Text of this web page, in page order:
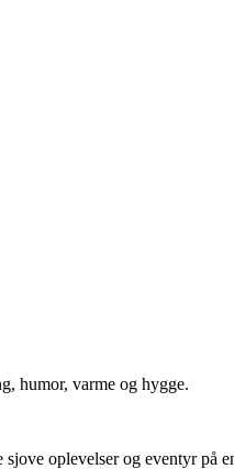
humor, varme og hygge.
oplevelser og eventyr på